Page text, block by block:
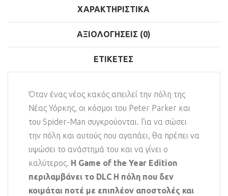
ΧΑΡΑΚΤΗΡΙΣΤΙΚΆ
ΑΞΙΟΛΟΓΉΣΕΙΣ (0)
ΕΤΙΚΈΤΕΣ
Όταν ένας νέος κακός απειλεί την πόλη της
Νέας Υόρκης, οι κόσμοι του Peter Parker και
του Spider-Man συγκρούονται. Για να σώσει
την πόλη και αυτούς που αγαπάει, θα πρέπει να
υψώσει το ανάστημά του και να γίνει ο
καλύτερος. Η Game of the Year Edition
περιλαμβάνει το DLC Η πόλη που δεν
κοιμάται ποτέ με επιπλέον αποστολές και